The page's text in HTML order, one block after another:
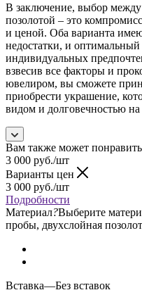
В заключение, выбор
позолотой – это
и ценой. Оба варианта
недостатки, и
индивидуальных
взвесив все факторы и
ювелиром, вы сможете
приобрести украшение,
видом и долговечностью
Вам также может
3 000 руб./шт
Варианты цен
3 000 руб./шт
Подробности
Материал?Выберите
пробы, двухслойная
Вставка—Без вставок